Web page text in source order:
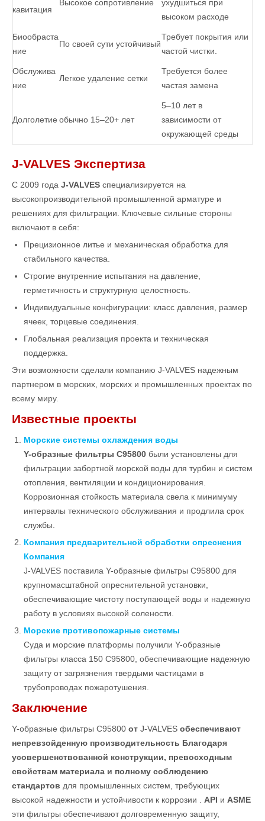
кавитация
Высокое сопротивление
ухудшиться при
высоком расходе
Биообраста
ние
По своей сути устойчивый
Требует покрытия или
частой чистки.
Обслужива
ние
Легкое удаление сетки
Требуется более
частая замена
Долголетие обычно 15–20+ лет
5–10 лет в
зависимости от
окружающей среды
J-VALVES Экспертиза
С 2009 года J-VALVES специализируется на
высокопроизводительной промышленной арматуре и
решениях для фильтрации. Ключевые сильные стороны
включают в себя:
Прецизионное литье и механическая обработка для
стабильного качества.
Строгие внутренние испытания на давление,
герметичность и структурную целостность.
Индивидуальные конфигурации: класс давления, размер
ячеек, торцевые соединения.
Глобальная реализация проекта и техническая
поддержка.
Эти возможности сделали компанию J-VALVES надежным
партнером в морских, морских и промышленных проектах по
всему миру.
Известные проекты
Морские системы охлаждения воды
Y-образные фильтры C95800 были установлены для
фильтрации забортной морской воды для турбин и систем
отопления, вентиляции и кондиционирования.
Коррозионная стойкость материала свела к минимуму
интервалы технического обслуживания и продлила срок
службы.
Компания предварительной обработки опреснения
Компания
J-VALVES поставила Y-образные фильтры C95800 для
крупномасштабной опреснительной установки,
обеспечивающие чистоту поступающей воды и надежную
работу в условиях высокой солености.
Морские противопожарные системы
Суда и морские платформы получили Y-образные
фильтры класса 150 C95800, обеспечивающие надежную
защиту от загрязнения твердыми частицами в
трубопроводах пожаротушения.
Заключение
Y-образные фильтры C95800 от J-VALVES обеспечивают
непревзойденную производительность Благодаря
усовершенствованной конструкции, превосходным
свойствам материала и полному соблюдению
стандартов для промышленных систем, требующих
высокой надежности и устойчивости к коррозии . API и ASME
эти фильтры обеспечивают долговременную защиту,